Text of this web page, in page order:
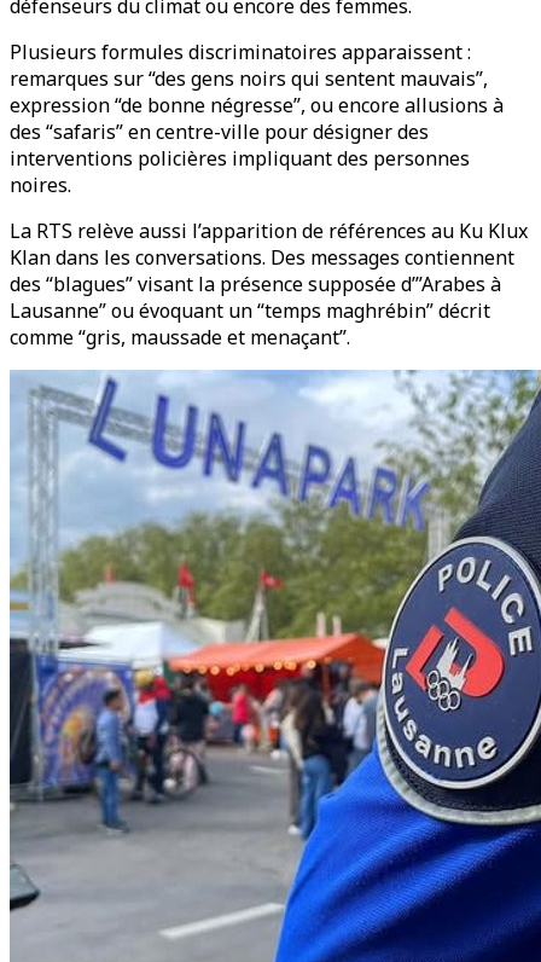
défenseurs du climat ou encore des femmes.
Plusieurs formules discriminatoires apparaissent :
remarques sur “des gens noirs qui sentent mauvais”,
expression “de bonne négresse”, ou encore allusions à
des “safaris” en centre-ville pour désigner des
interventions policières impliquant des personnes
noires.
La RTS relève aussi l’apparition de références au Ku Klux
Klan dans les conversations. Des messages contiennent
des “blagues” visant la présence supposée d’”Arabes à
Lausanne” ou évoquant un “temps maghrébin” décrit
comme “gris, maussade et menaçant”.